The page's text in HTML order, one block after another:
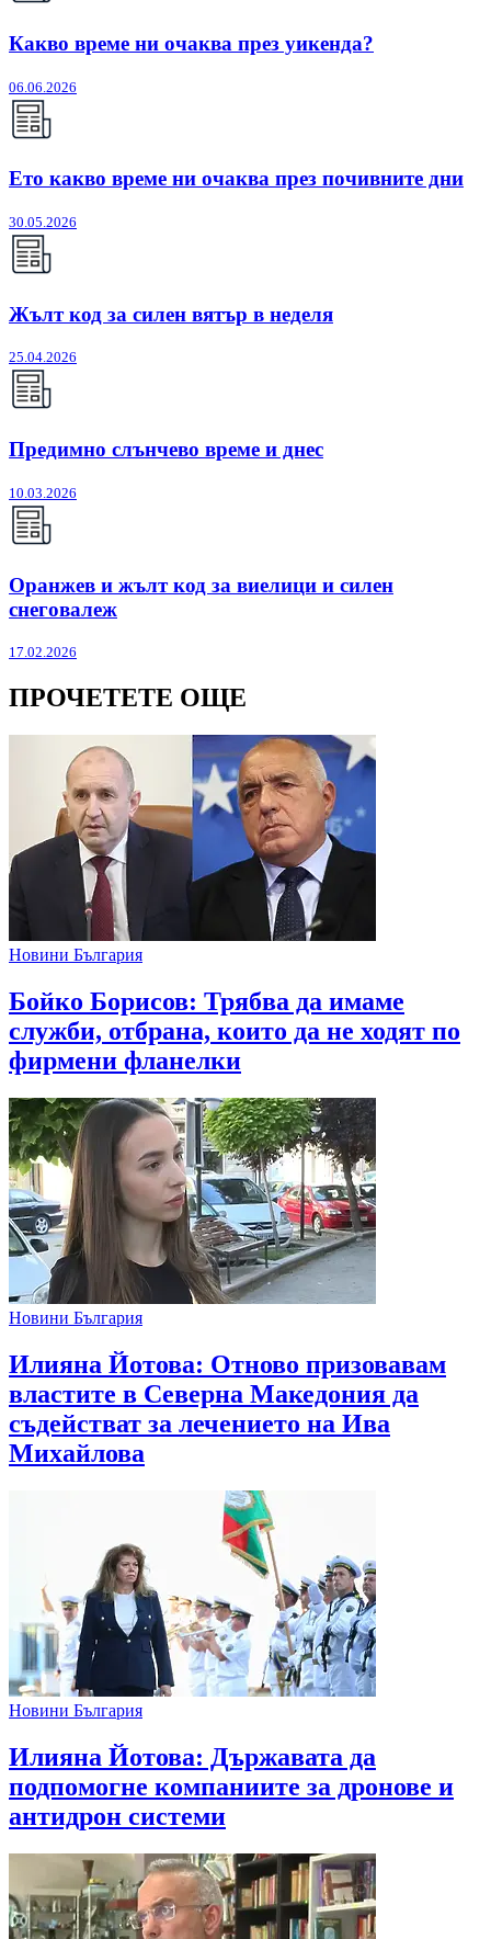
Какво време ни очаква през уикенда?
06.06.2026
Ето какво време ни очаква през почивните дни
30.05.2026
Жълт код за силен вятър в неделя
25.04.2026
Предимно слънчево време и днес
10.03.2026
Оранжев и жълт код за виелици и силен
снеговалеж
17.02.2026
ПРОЧЕТЕТЕ ОЩЕ
Новини България
Бойко Борисов: Трябва да имаме
служби, отбрана, които да не ходят по
фирмени фланелки
Новини България
Илияна Йотова: Отново призовавам
властите в Северна Македония да
съдействат за лечението на Ива
Михайлова
Новини България
Илияна Йотова: Държавата да
подпомогне компаниите за дронове и
антидрон системи